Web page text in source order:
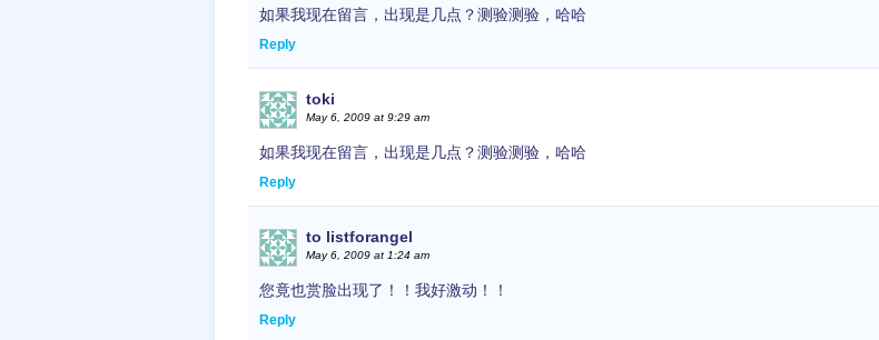
如果我现在留言，出现是几点？测验测验，哈哈
Reply
toki
May 6, 2009 at 9:29 am
如果我现在留言，出现是几点？测验测验，哈哈
Reply
to listforangel
May 6, 2009 at 1:24 am
您竟也赏脸出现了！！我好激动！！
Reply